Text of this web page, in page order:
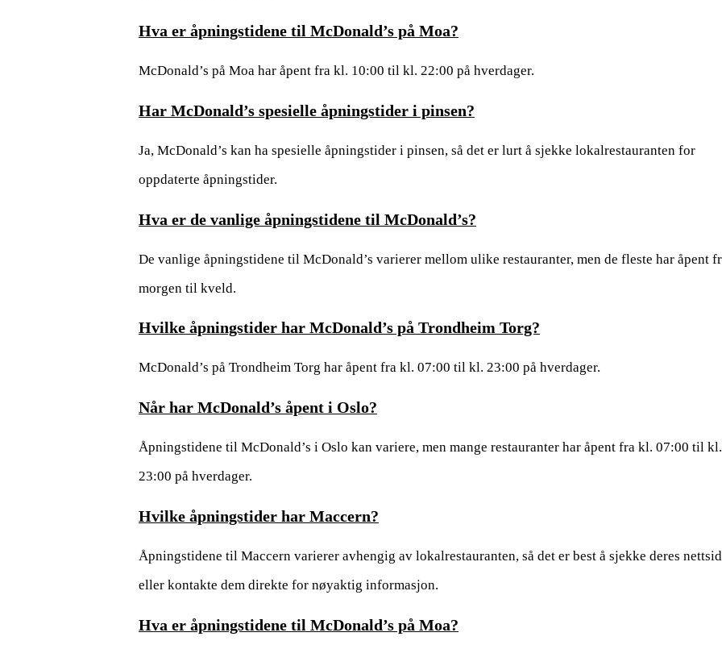
Hva er åpningstidene til McDonald’s på Moa?
McDonald’s på Moa har åpent fra kl. 10:00 til kl. 22:00 på hverdager.
Har McDonald’s spesielle åpningstider i pinsen?
Ja, McDonald’s kan ha spesielle åpningstider i pinsen, så det er lurt å sjekke lokalrestauranten for
oppdaterte åpningstider.
Hva er de vanlige åpningstidene til McDonald’s?
De vanlige åpningstidene til McDonald’s varierer mellom ulike restauranter, men de fleste har åpent
morgen til kveld.
Hvilke åpningstider har McDonald’s på Trondheim Torg?
McDonald’s på Trondheim Torg har åpent fra kl. 07:00 til kl. 23:00 på hverdager.
Når har McDonald’s åpent i Oslo?
Åpningstidene til McDonald’s i Oslo kan variere, men mange restauranter har åpent fra kl. 07:00 til kl.
23:00 på hverdager.
Hvilke åpningstider har Maccern?
Åpningstidene til Maccern varierer avhengig av lokalrestauranten, så det er best å sjekke deres
eller kontakte dem direkte for nøyaktig informasjon.
Hva er åpningstidene til McDonald’s på Moa?